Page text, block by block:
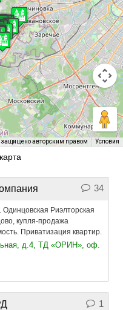
защищено авторским правом Условия
34
Риэлторская
купля-продажа
Приватизация квартир.
д.4, ТД «ОРИН», оф.
1